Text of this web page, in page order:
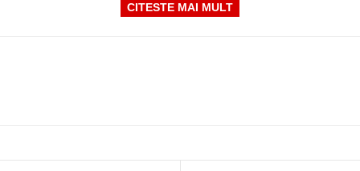
CITESTE MAI MULT